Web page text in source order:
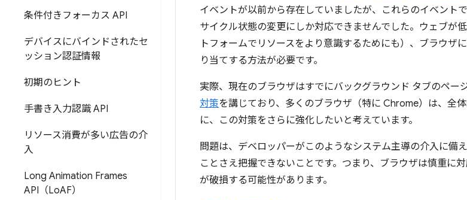
条件付きフォーカス API
デバイスにバインドされたセ
ッション認証情報
初期のヒント
手書き入力認識 API
リソース消費が多い広告の介
入
Long Animation Frames
API（LoAF）
イベントが以前から存在していましたが、これらのイベント
サイクル状態の変更にしか対応できませんでした。ウェブが
トフォームでリソースをより意識するためにも）、ブラウザ
り当てする方法が必要です。
実際、現在のブラウザはすでにバックグラウンド タブのペー
対策を講じており、多くのブラウザ（特に Chrome）は、全
に、この対策をさらに強化したいと考えています。
問題は、デベロッパーがこのようなシステム主導の介入に備
ことさえ把握できないことです。つまり、ブラウザは慎重に
が破損する可能性があります。